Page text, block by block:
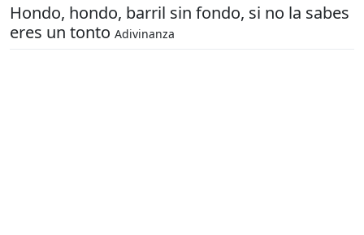
Hondo, hondo, barril sin fondo, si no la sabes
eres un tonto Adivinanza